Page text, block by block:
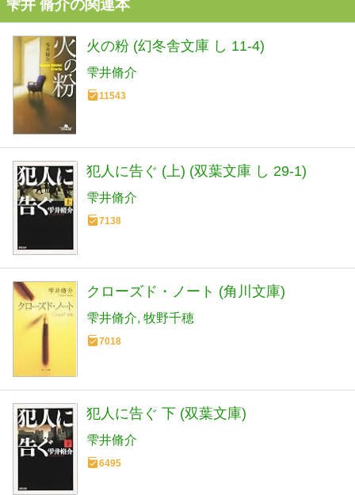
雫井 脩介の関連本
火の粉 (幻冬舎文庫 し 11-4)
雫井脩介
11543
犯人に告ぐ (上) (双葉文庫 し 29-1)
雫井脩介
7138
クローズド・ノート (角川文庫)
雫井脩介 牧野千穂
7018
犯人に告ぐ 下 (双葉文庫)
雫井脩介
6495